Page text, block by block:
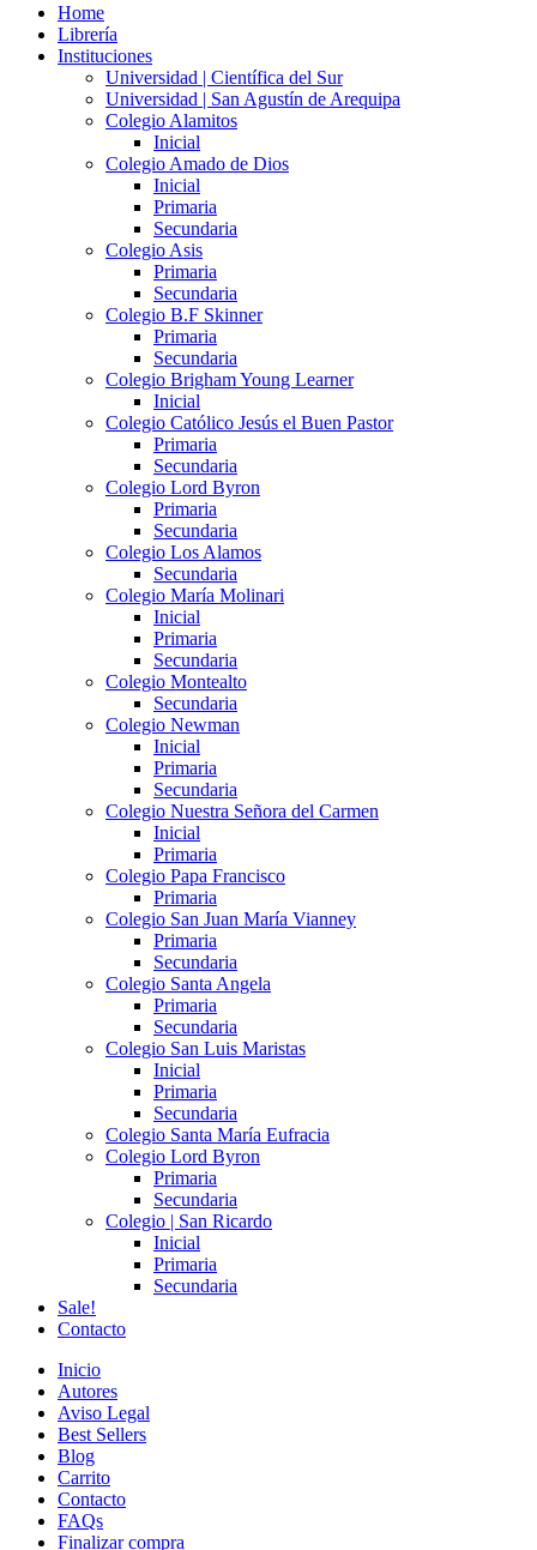
Home
Librería
Instituciones
Universidad | Científica del Sur
Universidad | San Agustín de Arequipa
Colegio Alamitos
Inicial
Colegio Amado de Dios
Inicial
Primaria
Secundaria
Colegio Asis
Primaria
Secundaria
Colegio B.F Skinner
Primaria
Secundaria
Colegio Brigham Young Learner
Inicial
Colegio Católico Jesús el Buen Pastor
Primaria
Secundaria
Colegio Lord Byron
Primaria
Secundaria
Colegio Los Alamos
Secundaria
Colegio María Molinari
Inicial
Primaria
Secundaria
Colegio Montealto
Secundaria
Colegio Newman
Inicial
Primaria
Secundaria
Colegio Nuestra Señora del Carmen
Inicial
Primaria
Colegio Papa Francisco
Primaria
Colegio San Juan María Vianney
Primaria
Secundaria
Colegio Santa Angela
Primaria
Secundaria
Colegio San Luis Maristas
Inicial
Primaria
Secundaria
Colegio Santa María Eufracia
Colegio Lord Byron
Primaria
Secundaria
Colegio | San Ricardo
Inicial
Primaria
Secundaria
Sale!
Contacto
Inicio
Autores
Aviso Legal
Best Sellers
Blog
Carrito
Contacto
FAQs
Finalizar compra